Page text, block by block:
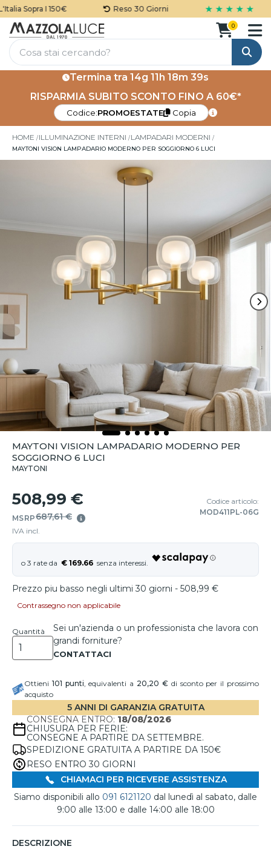
Sopra I 150€ Reso 30 Giorni ★ ★ ★ ★ ★
Cerca
0
Termina tra 14g 11h 18m 39s
RISPARMIA SUBITO SCONTO FINO A 60€*
Codice:PROMOESTATE Copia
HOME ILLUMINAZIONE INTERNI LAMPADARI MODERNI
MAYTONI VISION LAMPADARIO MODERNO PER SOGGIORNO 6 LUCI
MAYTONI VISION LAMPADARIO MODERNO PER
SOGGIORNO 6 LUCI
MAYTONI
508,99 €
MSRP687,61 €
IVA incl.
Codice articolo:
MOD411PL-06G
€ 169.66
Prezzo piu basso negli ultimi 30 giorni - 508,99 €
Contrassegno non applicabile
Quantità
Sei un'azienda o un professionista che lavora con
grandi forniture?
Ottieni 101 punti, equivalenti a 20,20 €di sconto per il prossimo
acquisto
5 ANNI DI GARANZIA GRATUITA
CONSEGNA ENTRO: 18/08/2026
CHIUSURA PER FERIE:
CONSEGNE A PARTIRE DA SETTEMBRE.
SPEDIZIONE GRATUITA A PARTIRE DA 150€
RESO ENTRO 30 GIORNI
CHIAMACI PER RICEVERE ASSISTENZA
Siamo disponibili allo 091 6121120 dal lunedì al sabato, dalle
9:00 alle 13:00 e dalle 14:00 alle 18:00
DESCRIZIONE